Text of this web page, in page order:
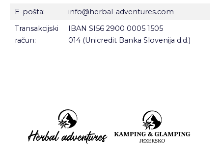
E-pošta:
info@herbal-adventures.com
Transakcijski
račun:
IBAN SI56 2900 0005 1505
014 (Unicredit Banka Slovenija d.d.)